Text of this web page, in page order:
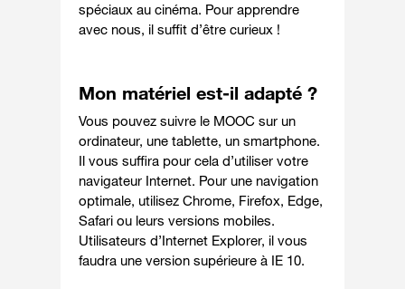
spéciaux au cinéma. Pour apprendre
avec nous, il suffit d’être curieux !
Mon matériel est-il adapté ?
Vous pouvez suivre le MOOC sur un
ordinateur, une tablette, un smartphone.
Il vous suffira pour cela d’utiliser votre
navigateur Internet. Pour une navigation
optimale, utilisez Chrome, Firefox, Edge,
Safari ou leurs versions mobiles.
Utilisateurs d’Internet Explorer, il vous
faudra une version supérieure à IE 10.